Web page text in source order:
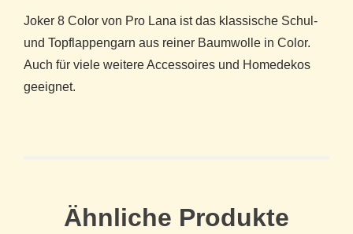
Joker 8 Color von Pro Lana ist das klassische Schul-
und Topflappengarn aus reiner Baumwolle in Color.
Auch für viele weitere Accessoires und Homedekos
geeignet.
Ähnliche Produkte